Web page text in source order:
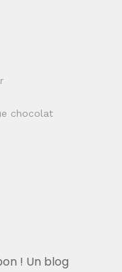
chocolat
! Un blog